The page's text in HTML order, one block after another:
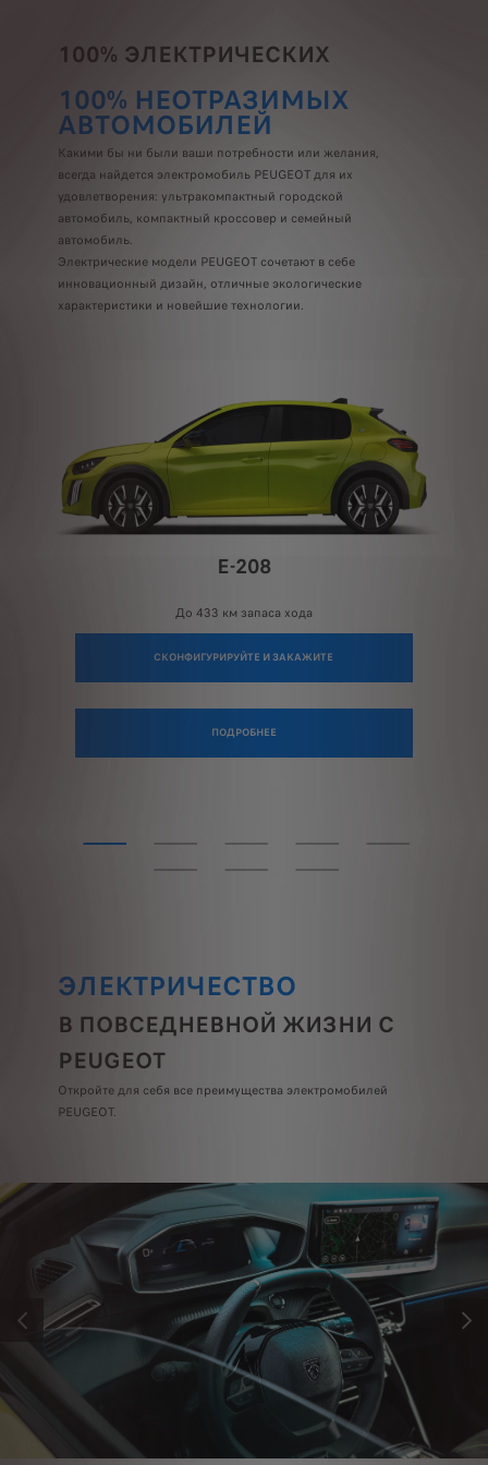
100% ЭЛЕКТРИЧЕСКИХ
100% НЕОТРАЗИМЫХ
АВТОМОБИЛЕЙ
Какими бы ни были ваши потребности или желания,
всегда найдется электромобиль PEUGEOT для их
удовлетворения: ультракомпактный городской
автомобиль, компактный кроссовер и семейный
автомобиль.
Электрические модели PEUGEOT сочетают в себе
инновационный дизайн, отличные экологические
характеристики и новейшие технологии.
E-208
До 433 км запаса хода
СКОНФИГУРИРУЙТЕ И ЗАКАЖИТЕ
ПОДРОБНЕЕ
ЭЛЕКТРИЧЕСТВО
В ПОВСЕДНЕВНОЙ ЖИЗНИ С
PEUGEOT
Откройте для себя все преимущества электромобилей
PEUGEOT.
ПРЕДЫДУЩИЙ